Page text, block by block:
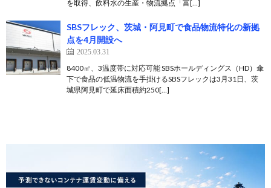
を取得、飲料水の生産・物流拠点「富[…]
SBSフレック、茨城・阿見町で食品物流特化の新拠
点を4月開設へ
2025.03.31
8400㎡、3温度帯に対応可能 SBSホールディングス（HD）傘
下で食品の低温物流を手掛けるSBSフレックは3月31日、茨
城県阿見町で延床面積約250[…]